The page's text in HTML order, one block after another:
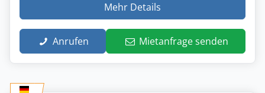
Mehr Details
Anrufen Mietanfrage senden